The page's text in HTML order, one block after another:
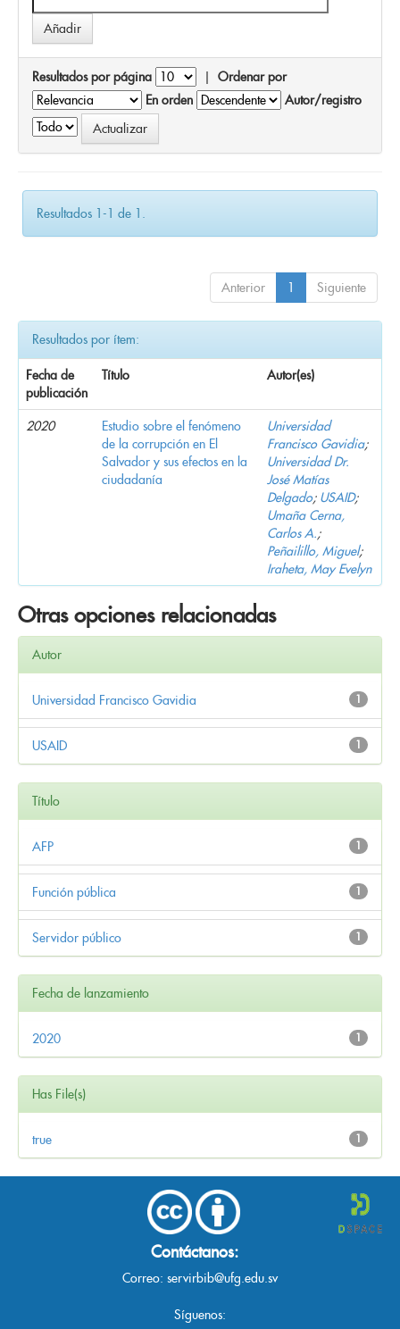
Resultados por página | Ordenar por
En orden
Autor/registro
Resultados 1-1 de 1.
Anterior 1 Siguiente
Resultados por ítem:
Fecha de
publicación
Título Autor(es)
2020
Estudio sobre el fenómeno
de la corrupción en El
Salvador y sus efectos en la
ciudadanía
Universidad
Francisco Gavidia;
Universidad Dr.
José Matías
Delgado; USAID;
Umaña Cerna,
Carlos A.;
Peñailillo, Miguel;
Iraheta, May Evelyn
Otras opciones relacionadas
Autor
1
Universidad Francisco Gavidia
1
USAID
Título
1
AFP
1
Función pública
1
Servidor público
Fecha de lanzamiento
1
2020
Has File(s)
1
true
Contáctanos:
Correo: servirbib@ufg.edu.sv
Síguenos: